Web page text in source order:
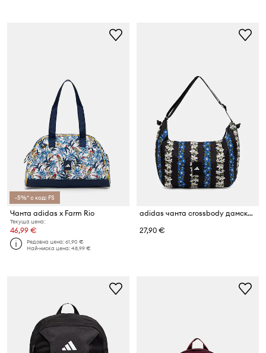
-5%* с код: FS
Чанта adidas x Farm Rio
Текуща цена:
46,99 €
Редовна цена:61,90 €
Най-ниска цена:48,99 €
adidas чанта crossbody дамска x Farm Rio
27,90 €